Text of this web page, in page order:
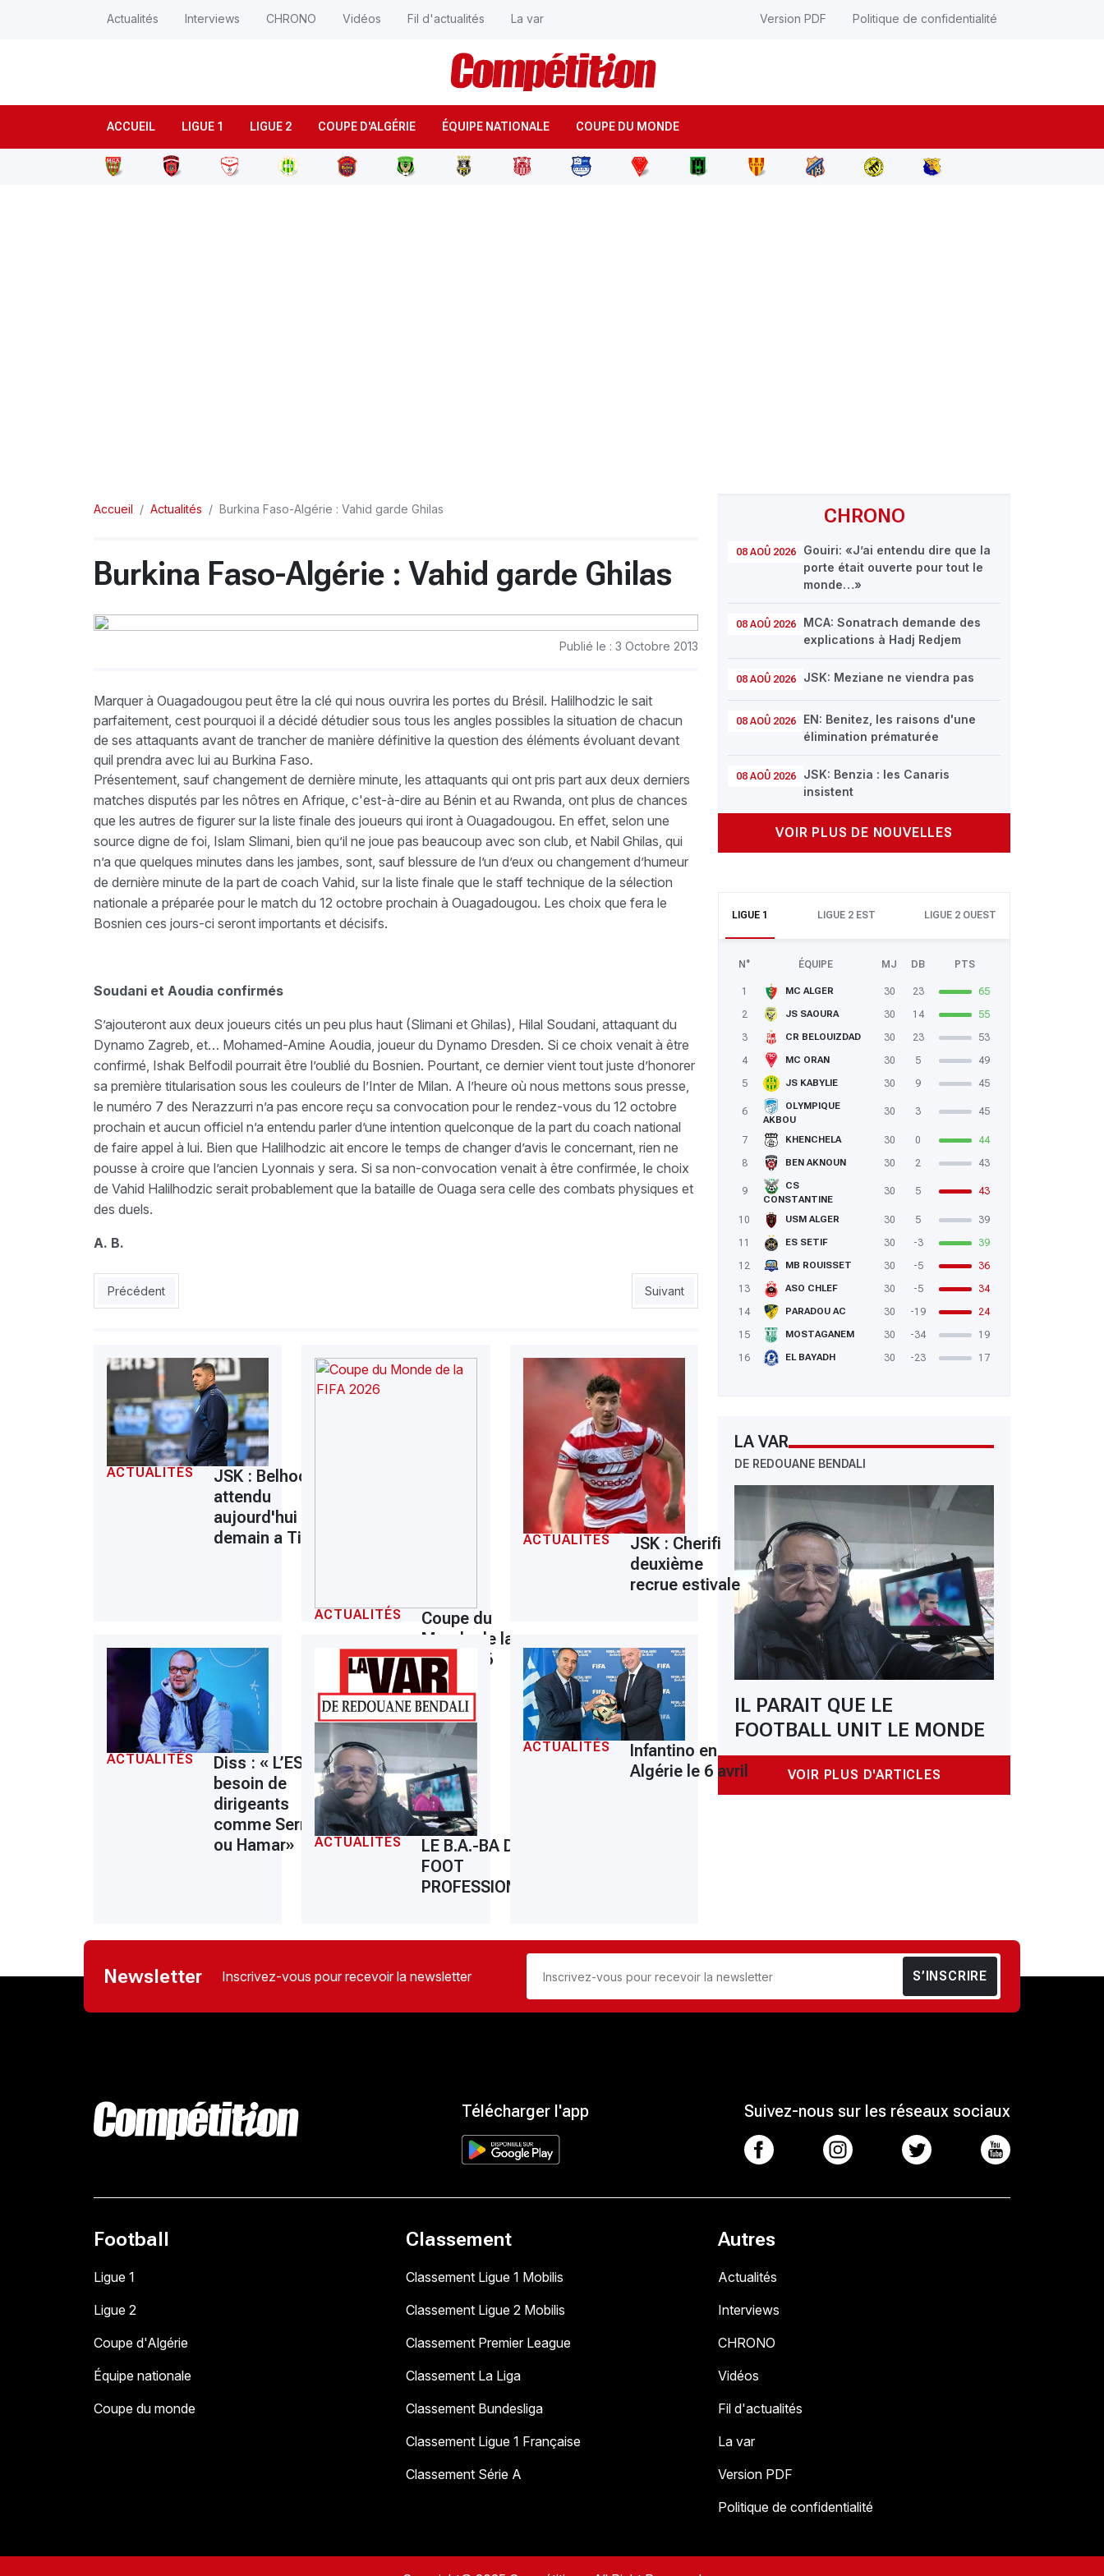
ACCUEIL LIGUE 1 LIGUE 2 COUPE D'ALGÉRIE ÉQUIPE NATIONALE COUPE DU MONDE
Actualités Interviews CHRONO Vidéos Fil d'actualités La var Version PDF Politique de confidentialité
CHRONO
08 AOÛ 2026
Gouiri: «J’ai entendu dire que la
porte était ouverte pour tout le
monde…»
08 AOÛ 2026
MCA: Sonatrach demande des
explications à Hadj Redjem
08 AOÛ 2026 JSK: Meziane ne viendra pas
08 AOÛ 2026
EN: Benitez, les raisons d'une
élimination prématurée
08 AOÛ 2026
JSK: Benzia : les Canaris
insistent
VOIR PLUS DE NOUVELLES
LIGUE 1 LIGUE 2 EST LIGUE 2 OUEST
N° ÉQUIPE MJ DB PTS
1 MC ALGER 30 23
65
2
JS SAOURA 30 14
55
3
CR BELOUIZDAD 30 23
53
4
MC ORAN 30 5
49
5
JS KABYLIE 30 9 45
6
OLYMPIQUE
AKBOU
30 3 45
7 KHENCHELA 30 0
44
8
BEN AKNOUN 30 2 43
9
CS
CONSTANTINE
30 5 43
10 USM ALGER 30 5
39
11
ES SETIF 30 -3
39
12
MB ROUISSET 30 -5
36
13
ASO CHLEF 30 -5
34
14
PARADOU AC 30 -19
24
15
MOSTAGANEM 30 -34
19
16
EL BAYADH 30 -23 17
LA VAR
DE REDOUANE BENDALI
IL PARAIT QUE LE
FOOTBALL UNIT LE MONDE
VOIR PLUS D'ARTICLES
Accueil Actualités Burkina Faso-Algérie : Vahid garde Ghilas
Burkina Faso-Algérie : Vahid garde Ghilas
Publié le : 3 Octobre 2013
Marquer à Ouagadougou peut être la clé qui nous ouvrira les portes du Brésil. Halilhodzic le sait
parfaitement, cest pourquoi il a décidé détudier sous tous les angles possibles la situation de chacun
de ses attaquants avant de trancher de manière définitive la question des éléments évoluant devant
quil prendra avec lui au Burkina Faso.
Présentement, sauf changement de dernière minute, les attaquants qui ont pris part aux deux derniers
matches disputés par les nôtres en Afrique, c'est-à-dire au Bénin et au Rwanda, ont plus de chances
que les autres de figurer sur la liste finale des joueurs qui iront à Ouagadougou. En effet, selon une
source digne de foi, Islam Slimani, bien qu’il ne joue pas beaucoup avec son club, et Nabil Ghilas, qui
n’a que quelques minutes dans les jambes, sont, sauf blessure de l’un d’eux ou changement d’humeur
de dernière minute de la part de coach Vahid, sur la liste finale que le staff technique de la sélection
nationale a préparée pour le match du 12 octobre prochain à Ouagadougou. Les choix que fera le
Bosnien ces jours-ci seront importants et décisifs.
Soudani et Aoudia confirmés
S’ajouteront aux deux joueurs cités un peu plus haut (Slimani et Ghilas), Hilal Soudani, attaquant du
Dynamo Zagreb, et… Mohamed-Amine Aoudia, joueur du Dynamo Dresden. Si ce choix venait à être
confirmé, Ishak Belfodil pourrait être l’oublié du Bosnien. Pourtant, ce dernier vient tout juste d’honorer
sa première titularisation sous les couleurs de l’Inter de Milan. A l’heure où nous mettons sous presse,
le numéro 7 des Nerazzurri n’a pas encore reçu sa convocation pour le rendez-vous du 12 octobre
prochain et aucun officiel n’a entendu parler d’une intention quelconque de la part du coach national
de faire appel à lui. Bien que Halilhodzic ait encore le temps de changer d’avis le concernant, rien ne
pousse à croire que l’ancien Lyonnais y sera. Si sa non-convocation venait à être confirmée, le choix
de Vahid Halilhodzic serait probablement que la bataille de Ouaga sera celle des combats physiques et
des duels.
A. B.
Article précédent : En amical : RCA 2 - IBL 2 : COE avertit !
Précédent Article suivant : Sivasspor 5  Bucak Belediye Oguzhanspor 0 : Djebbour avait ouvert
Suivant
ACTUALITÉS
JSK : Belhocine
attendu
aujourd'hui ou
demain a Tizi
ACTUALITÉS
Coupe du
Monde de la
FIFA 2026
ACTUALITÉS
JSK : Cherifi
deuxième
recrue estivale
ACTUALITÉS
Diss : « L’ESS a
besoin de
dirigeants
comme Serrar
ou Hamar»
ACTUALITÉS
LE B.A.-BA DU
FOOT
PROFESSIONNEL
ACTUALITÉS
Infantino en
Algérie le 6 avril
Newsletter Inscrivez-vous pour recevoir la newsletter S’INSCRIRE
Télécharger l'app Suivez-nous sur les réseaux sociaux
Football
Ligue 1
Ligue 2
Coupe d'Algérie
Équipe nationale
Coupe du monde
Classement
Classement Ligue 1 Mobilis
Classement Ligue 2 Mobilis
Classement Premier League
Classement La Liga
Classement Bundesliga
Classement Ligue 1 Française
Classement Série A
Autres
Actualités
Interviews
CHRONO
Vidéos
Fil d'actualités
La var
Version PDF
Politique de confidentialité